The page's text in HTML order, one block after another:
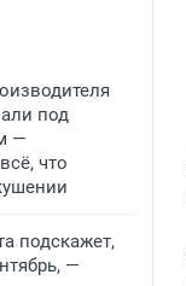
под
—
что
подскажет,
—